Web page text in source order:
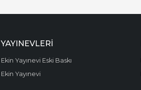
YAYINEVLERI
Ekin Yayınevi Eski Baskı
Ekin Yayınevi